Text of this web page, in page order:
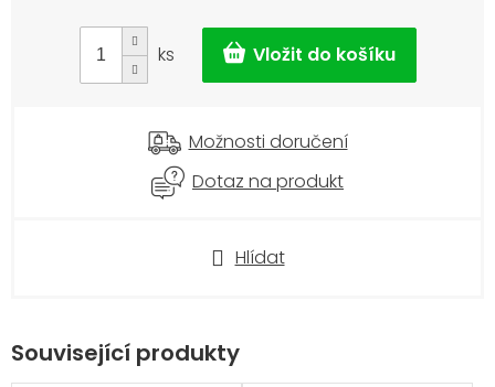
Hlídat
cena:
ks
Možnosti doručení
Dotaz na produkt
Související produkty